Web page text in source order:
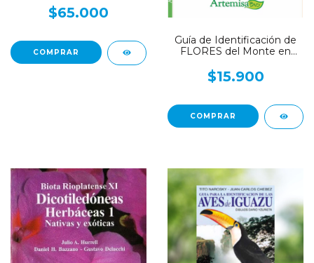
$65.000
Guía de Identificación de
FLORES del Monte en
$15.900